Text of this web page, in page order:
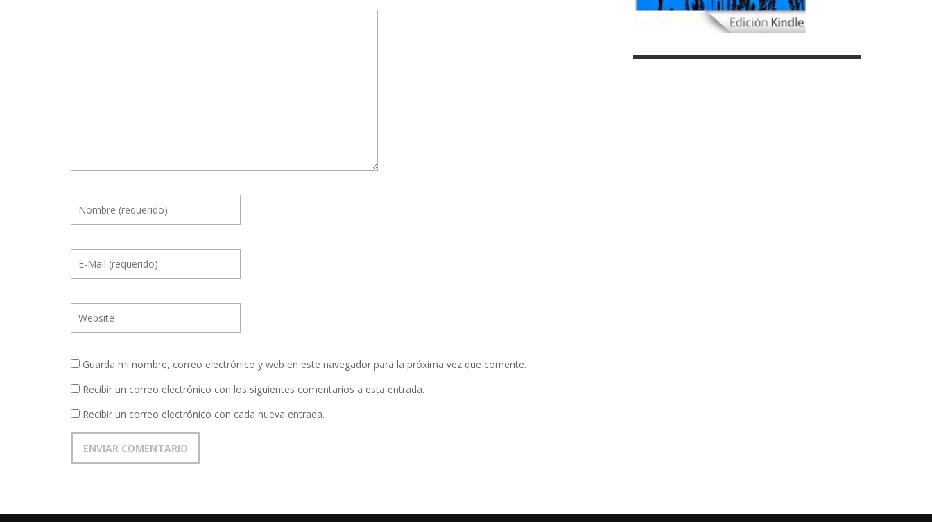
Guarda mi nombre, correo electrónico y web en este navegador para la próxima vez que comente.
Recibir un correo electrónico con los siguientes comentarios a esta entrada.
Recibir un correo electrónico con cada nueva entrada.